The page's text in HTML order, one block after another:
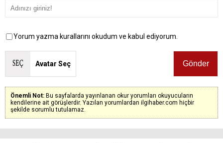
Yorum yazma kurallarını okudum ve kabul ediyorum.
Avatar Seç
Önemli Not: Bu sayfalarda yayınlanan okur yorumları okuyucuların
kendilerine ait görüşlerdir. Yazılan yorumlardan ilgihaber.com hiçbir
şekilde sorumlu tutulamaz.